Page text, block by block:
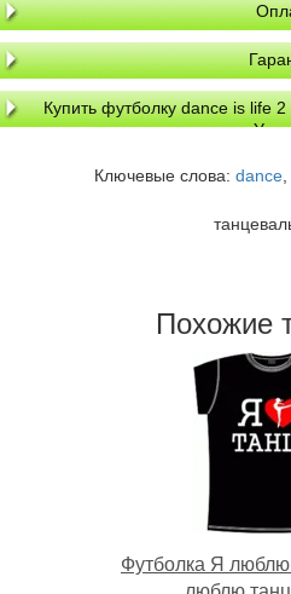
Купить футболку dance is life
Ключевые слова: dance,
Похожие
Футболка Я